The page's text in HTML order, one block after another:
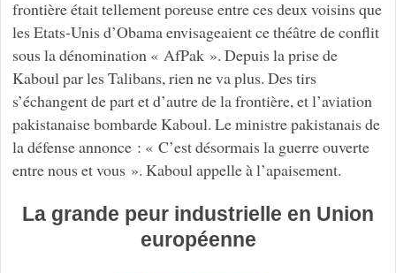
frontière était tellement poreuse entre ces deux voisins que
les Etats-Unis d’Obama envisageaient ce théâtre de conflit
sous la dénomination « AfPak ». Depuis la prise de
Kaboul par les Talibans, rien ne va plus. Des tirs
s’échangent de part et d’autre de la frontière, et l’aviation
pakistanaise bombarde Kaboul. Le ministre pakistanais de
la défense annonce : « C’est désormais la guerre ouverte
entre nous et vous ». Kaboul appelle à l’apaisement.
La grande peur industrielle en Union
européenne